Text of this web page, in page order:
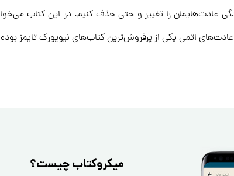
عادت‌هایمان را تغییر و حتی حذف کنیم. در این کتاب
عادت‌های اتمی یکی از پرفروش‌ترین کتاب‌های نیویورک تایمز
میکروکتاب چیست؟